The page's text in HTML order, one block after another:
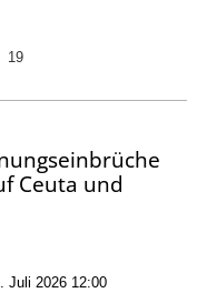
19
Ceuta und
Juli 2026 12:00